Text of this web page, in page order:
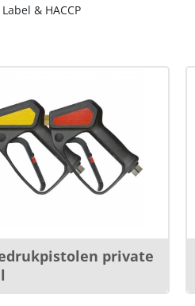
& HACCP
private